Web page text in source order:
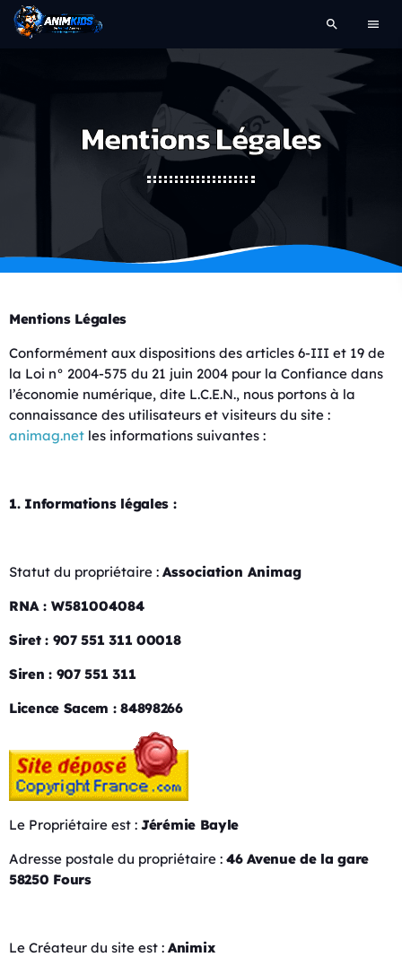
search menu
Mentions Légales
Mentions Légales
Conformément aux dispositions des articles 6-III et 19 de
la Loi n° 2004-575 du 21 juin 2004 pour la Confiance dans
l’économie numérique, dite L.C.E.N., nous portons à la
connaissance des utilisateurs et visiteurs du site :
animag.net les informations suivantes :
1. Informations légales :
Statut du propriétaire : Association Animag
RNA : W581004084
Siret : 907 551 311 00018
Siren : 907 551 311
Licence Sacem : 84898266
Le Propriétaire est : Jérémie Bayle
Adresse postale du propriétaire : 46 Avenue de la gare
58250 Fours
Le Créateur du site est : Animix